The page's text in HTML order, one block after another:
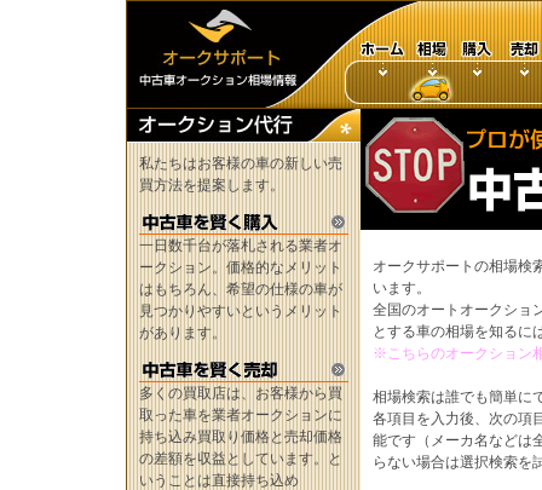
私たちはお客様の車の新しい売
買方法を提案します。
一日数千台が落札される業者オ
ークション。価格的なメリット
はもちろん、希望の仕様の車が
見つかりやすいというメリット
があります。
多くの買取店は、お客様から買
取った車を業者オークションに
持ち込み買取り価格と売却価格
の差額を収益としています。と
いうことは直接持ち込め
オークサポートの相場検
います。
全国のオートオークショ
とする車の相場を知るに
※こちらのオークション
相場検索は誰でも簡単に
各項目を入力後、次の項
能です（メーカ名などは
らない場合は選択検索を